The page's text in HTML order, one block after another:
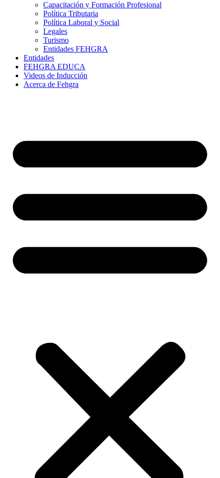
Capacitación y Formación Profesional
Política Tributaria
Política Laboral y Social
Legales
Turismo
Entidades FEHGRA
Entidades
FEHGRA EDUCA
Videos de Inducción
Acerca de Fehgra